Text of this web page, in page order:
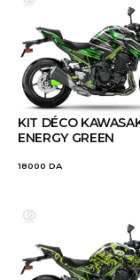
KIT DÉCO
ENERGY GREEN
18000 DA